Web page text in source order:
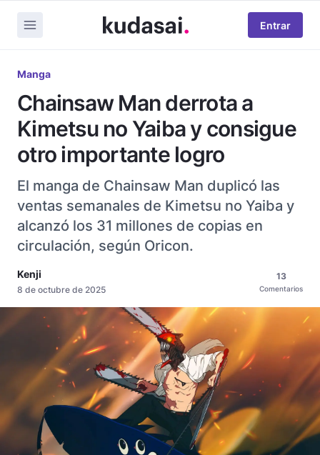
Entrar
Manga
Chainsaw Man derrota a
Kimetsu no Yaiba y consigue
otro importante logro
El manga de Chainsaw Man duplicó las
ventas semanales de Kimetsu no Yaiba y
alcanzó los 31 millones de copias en
circulación, según Oricon.
Kenji
8 de octubre de 2025
13
Comentarios